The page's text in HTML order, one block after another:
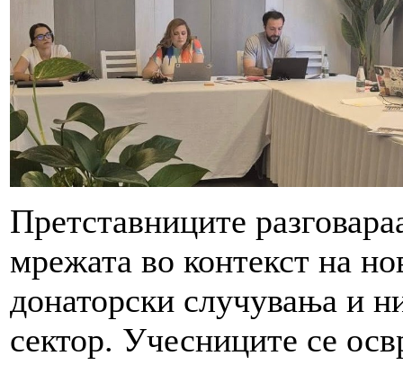
Претставниците
мрежата во контекст на
донаторски случувања и
сектор. Учесниците се